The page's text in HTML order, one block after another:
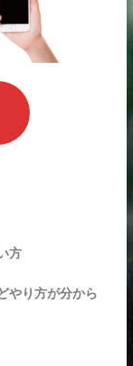
方
やり方が分から